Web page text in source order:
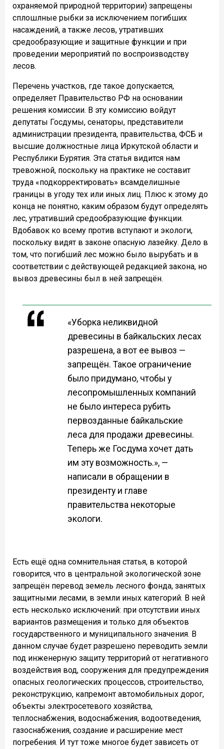
охраняемой природной территории) запрещены
сплошлные рыбки за исключением погибших
насаждений, а также лесов, утративших
средообразующие и защитные функции и при
проведении мероприятий по воспроизводству
лесов.
Перечень участков, где такое допускается,
определяет Правительство РФ на основании
решения комиссии. В эту комиссию войдут
депутаты Госдумы, сенаторы, представители
администрации президента, правительства, ФСБ и
высшие должностные лица Иркутской области и
Республики Бурятия. Эта статья видится нам
тревожной, поскольку на практике не составит
труда «подкорректировать» всамделишные
границы в угоду тех или иных лиц. Плюс к этому до
конца не понятно, каким образом будут определять
лес, утративший средообразующие функции.
Вдобавок ко всему против вступают и экологи,
поскольку видят в законе опасную лазейку. Дело в
том, что погибший лес можно было вырубать и в
соответствии с действующей редакцией закона, но
вывоз древесины был в ней запрещён.
«Уборка неликвидной
древесины в байкальских лесах
разрешена, а вот ее вывоз —
запрещён. Такое ограничение
было придумано, чтобы у
лесопромышленных компаний
не было интереса рубить
первозданные байкальские
леса для продажи древесины.
Теперь же Госдума хочет дать
им эту возможность.», —
написали в обращении в
президенту и главе
правительства некоторые
экологи.
Есть ещё одна сомнительная статья, в которой
говорится, что в центральной экологической зоне
запрещён перевод земель лесного фонда, занятых
защитными лесами, в земли иных категорий. В ней
есть несколько исключений: при отсутствии иных
вариантов размещения и только для объектов
государственного и муниципального значения. В
данном случае будет разрешено переводить земли
под инженерную защиту территорий от негативного
воздействия вод, сооружения для предупреждения
опасных геологических процессов, строительство,
реконструкцию, капремонт автомобильных дорог,
объекты электросетевого хозяйства,
теплоснабжения, водоснабжения, водоотведения,
газоснабжения, создание и расширение мест
погребения. И тут тоже многое будет зависеть от